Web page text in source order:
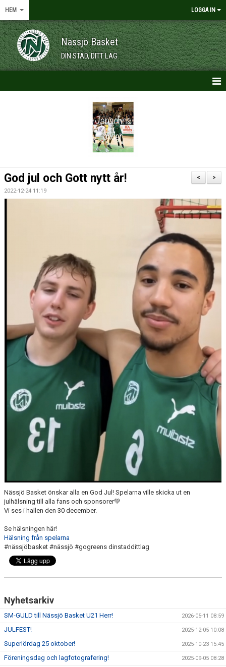
HEM LOGGA IN
Nässjö Basket
DIN STAD, DITT LAG
VÅRA LAG/TRÄNARE
ALF HÅKANSSONS MINNESFOND
>
<
God jul och Gott nytt år!
2022-12-24 11:19
Nässjö Basket önskar alla en God Jul! Spelarna ville skicka ut en
julhälsning till alla fans och sponsorer💚
Vi ses i hallen den 30 december.
Se hälsningen här!
Hälsning från spelarna
#nässjöbasket #nässjö #gogreens dinstaddittlag
Nyhetsarkiv
SM-GULD till Nässjö Basket U21 Herr! 2026-05-11 08:59
JULFEST! 2025-12-05 10:08
Superlördag 25 oktober! 2025-10-23 15:45
Föreningsdag och lagfotografering! 2025-09-05 08:28